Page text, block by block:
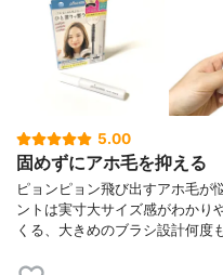
5.00
固めずにアホ毛を抑える
ピョンピョン飛び出すアホ毛が
ントは実寸大サイズ感がわか
くる、大きめのブラシ設計何度